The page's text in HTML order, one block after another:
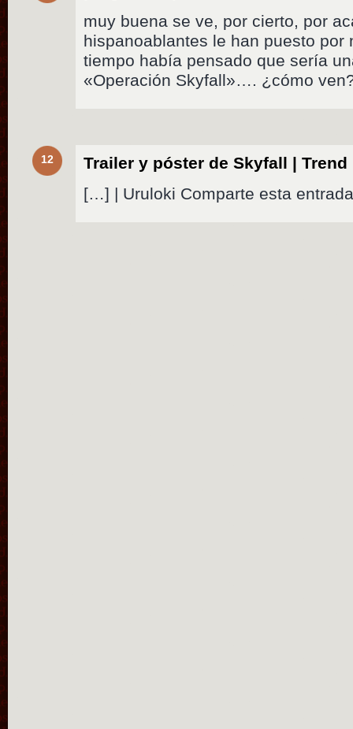
muy buena se ve, por cierto, por
hispanoablantes le han puesto por
tiempo había pensado que sería
«Operación Skyfall»…. ¿cómo
12
Trailer y póster de Skyfall | Trend
[…] | Uruloki Comparte esta